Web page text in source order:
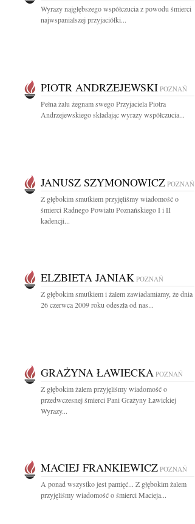
Wyrazy najgłębszego współczucia z powodu śmierci
najwspanialszej przyjaciółki...
PIOTR ANDRZEJEWSKI POZNAŃ
Pełna żalu żegnam swego Przyjaciela Piotra
Andrzejewskiego składając wyrazy współczucia...
JANUSZ SZYMONOWICZ POZNAŃ
Z głębokim smutkiem przyjęliśmy wiadomość o
śmierci Radnego Powiatu Poznańskiego I i II
kadencji...
ELZBIETA JANIAK POZNAŃ
Z głębokim smutkiem i żalem zawiadamiamy, że dnia
26 czerwca 2009 roku odeszła od nas...
GRAŻYNA ŁAWIECKA POZNAŃ
Z głębokim żalem przyjęliśmy wiadomość o
przedwczesnej śmierci Pani Grażyny Ławickiej
Wyrazy...
MACIEJ FRANKIEWICZ POZNAŃ
A ponad wszystko jest pamięć... Z głębokim żalem
przyjęliśmy wiadomość o śmierci Macieja...